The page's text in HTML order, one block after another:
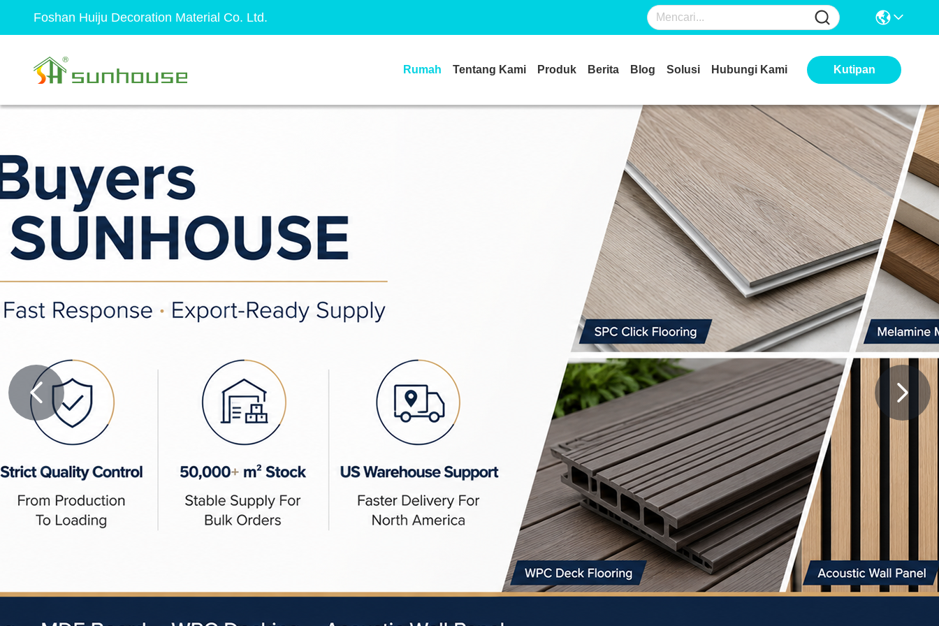
Foshan Huiju Decoration Material Co. Ltd.
Rumah Tentang Kami Produk Berita Blog Solusi Hubungi Kami Kutipan